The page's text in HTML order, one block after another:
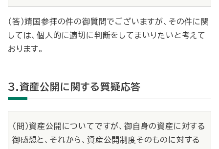
（答）靖国参拝の件の御質問でございますが、その件に関
しては、個人的に適切に判断をしてまいりたいと考えて
おります。
3.資産公開に関する質疑応答
（問）資産公開についてですが、御自身の資産に対する
御感想と、それから、資産公開制度そのものに対する